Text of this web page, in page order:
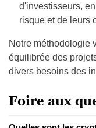
d'investisseurs,
risque et de leurs
Notre méthodologie
équilibrée des
divers besoins des
Foire aux